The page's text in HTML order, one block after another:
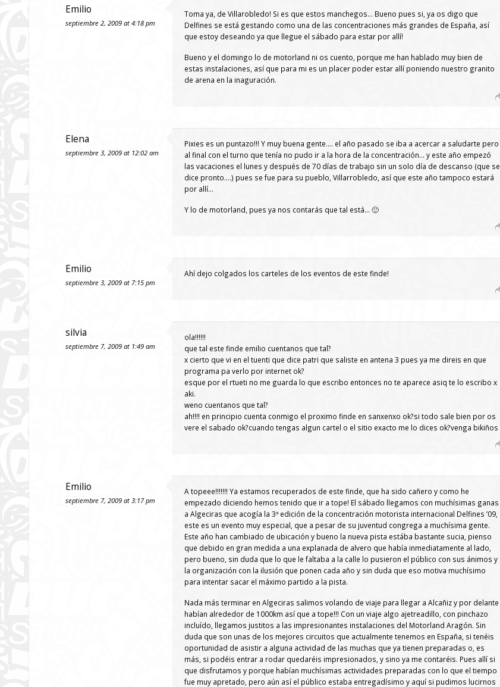
Emilio
septiembre 2, 2009 at 4:18 pm
Toma ya, de Villarobledo! Si es que estos manchegos… Bueno pues si, ya os digo que
Delfines se está gestando como una de las concentraciones más grandes de España, así
que estoy deseando ya que llegue el sábado para estar por allí!
Bueno y el domingo lo de motorland ni os cuento, porque me han hablado muy bien de
estas instalaciones, así que para mi es un placer poder estar allí poniendo nuestro granito
de arena en la inaguración.
Elena
septiembre 3, 2009 at 12:02 am
Pixies es un puntazo!!! Y muy buena gente…. el año pasado se iba a acercar a saludarte pero
al final con el turno que tenía no pudo ir a la hora de la concentración… y este año empezó
las vacaciones el lunes y después de 70 días de trabajo sin un solo día de descanso (que se
dice pronto….) pues se fue para su pueblo, Villarrobledo, así que este año tampoco estará
por allí…
Y lo de motorland, pues ya nos contarás que tal está… 🙂
Emilio
septiembre 3, 2009 at 7:15 pm
Ahí dejo colgados los carteles de los eventos de este finde!
silvia
septiembre 7, 2009 at 1:49 am
ola!!!!!!
que tal este finde emilio cuentanos que tal?
x cierto que vi en el tuenti que dice patri que saliste en antena 3 pues ya me direis en que
programa pa verlo por internet ok?
esque por el rtueti no me guarda lo que escribo entonces no te aparece asiq te lo escribo x
aki.
weno cuentanos que tal?
ah!!!! en principio cuenta conmigo el proximo finde en sanxenxo ok?si todo sale bien por os
vere el sabado ok?cuando tengas algun cartel o el sitio exacto me lo dices ok?venga bikiños
Emilio
septiembre 7, 2009 at 3:17 pm
A topeee!!!!!!! Ya estamos recuperados de este finde, que ha sido cañero y como he
empezado diciendo hemos tenido que ir a tope! El sábado llegamos con muchísimas ganas
a Algeciras que acogía la 3ª edición de la concentración motorista internacional Delfines ’09,
este es un evento muy especial, que a pesar de su juventud congrega a muchísima gente.
Este año han cambiado de ubicación y bueno la nueva pista estába bastante sucia, pienso
que debido en gran medida a una explanada de alvero que había inmediatamente al lado,
pero bueno, sin duda que lo que le faltaba a la calle lo pusieron el público con sus ánimos y
la organización con la ilusión que ponen cada año y sin duda que eso motiva muchísimo
para intentar sacar el máximo partido a la pista.
Nada más terminar en Algeciras salimos volando de viaje para llegar a Alcañiz y por delante
habían alrededor de 1000km así que a tope!!! Con un viaje algo ajetreadillo, con pinchazo
incluído, llegamos justitos a las impresionantes instalaciones del Motorland Aragón. Sin
duda que son unas de los mejores circuitos que actualmente tenemos en España, si tenéis
oportunidad de asistir a alguna actividad de las muchas que ya tienen preparadas o, es
más, si podéis entrar a rodar quedaréis impresionados, y sino ya me contaréis. Pues allí si
que disfrutamos y porque habían muchísimas actividades preparadas con lo que el tiempo
fue muy apretado, pero aún así el público estaba entregadísimo y aquí si pudimos lucirnos